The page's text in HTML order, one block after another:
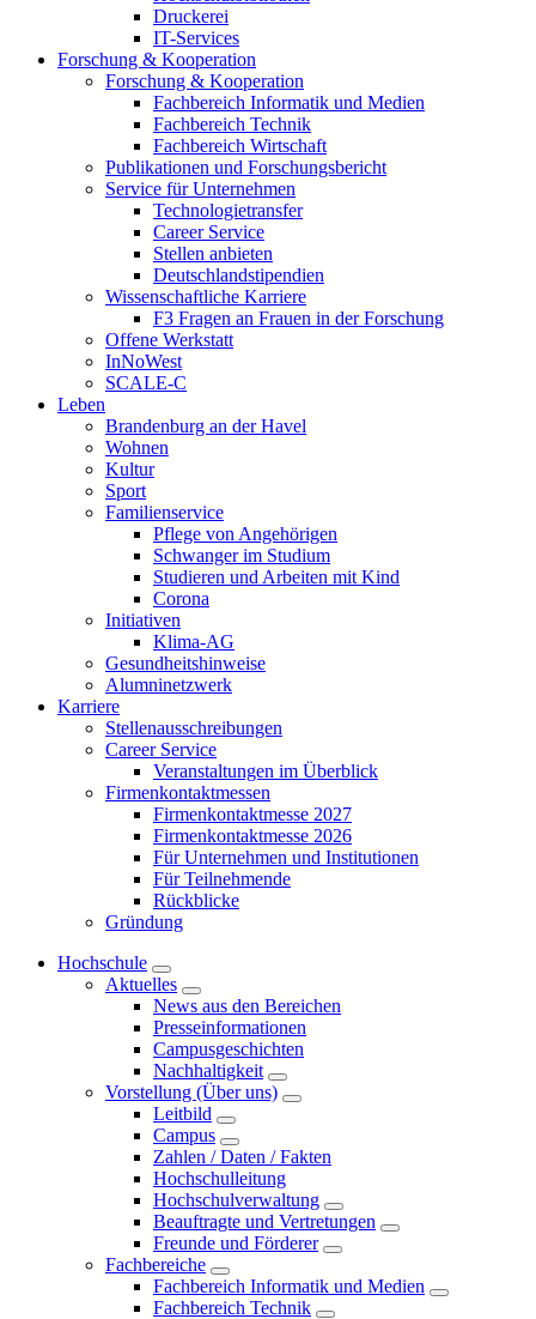
Druckerei
IT-Services
Forschung & Kooperation
Forschung & Kooperation
Fachbereich Informatik und Medien
Fachbereich Technik
Fachbereich Wirtschaft
Publikationen und Forschungsbericht
Service für Unternehmen
Technologietransfer
Career Service
Stellen anbieten
Deutschlandstipendien
Wissenschaftliche Karriere
F3 Fragen an Frauen in der Forschung
Offene Werkstatt
InNoWest
SCALE-C
Leben
Brandenburg an der Havel
Wohnen
Kultur
Sport
Familienservice
Pflege von Angehörigen
Schwanger im Studium
Studieren und Arbeiten mit Kind
Corona
Initiativen
Klima-AG
Gesundheitshinweise
Alumninetzwerk
Karriere
Stellenausschreibungen
Career Service
Veranstaltungen im Überblick
Firmenkontaktmessen
Firmenkontaktmesse 2027
Firmenkontaktmesse 2026
Für Unternehmen und Institutionen
Für Teilnehmende
Rückblicke
Gründung
Hochschule
Aktuelles
News aus den Bereichen
Presseinformationen
Campusgeschichten
Nachhaltigkeit
Vorstellung (Über uns)
Leitbild
Campus
Zahlen / Daten / Fakten
Hochschulleitung
Hochschulverwaltung
Beauftragte und Vertretungen
Freunde und Förderer
Fachbereiche
Fachbereich Informatik und Medien
Fachbereich Technik